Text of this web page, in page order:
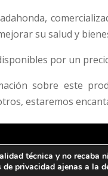
su salud y
por un
sobre este
estaremos
Ι Protección
técnica y no recaba
privacidad ajenas a la